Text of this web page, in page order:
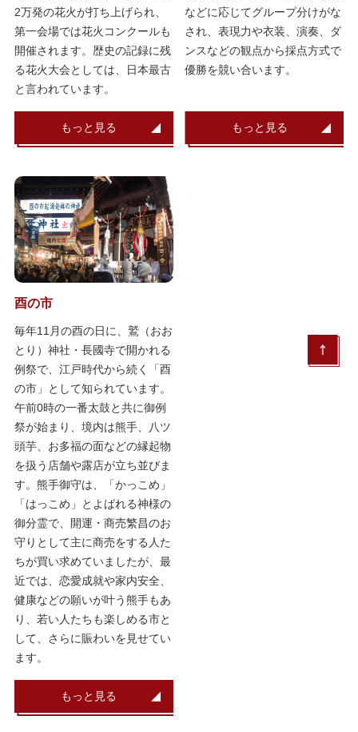
2万発の花火が打ち上げられ、
第一会場では花火コンクールも
開催されます。歴史の記録に残
る花火大会としては、日本最古
と言われています。
もっと見る
などに応じてグループ分けがな
され、表現力や衣装、演奏、ダ
ンスなどの観点から採点方式で
優勝を競い合います。
もっと見る
酉の市
毎年11月の酉の日に、鷲（おお
とり）神社・長國寺で開かれる
例祭で、江戸時代から続く「酉
の市」として知られています。
午前0時の一番太鼓と共に御例
祭が始まり、境内は熊手、八ツ
頭芋、お多福の面などの縁起物
を扱う店舗や露店が立ち並びま
す。熊手御守は、「かっこめ」
「はっこめ」とよばれる神様の
御分霊で、開運・商売繁昌のお
守りとして主に商売をする人た
ちが買い求めていましたが、最
近では、恋愛成就や家内安全、
健康などの願いが叶う熊手もあ
り、若い人たちも楽しめる市と
して、さらに賑わいを見せてい
ます。
もっと見る